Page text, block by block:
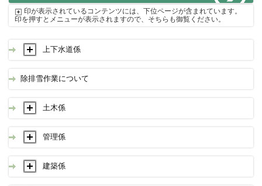
印が表示されているコンテンツには、下位ページが含まれています。
印を押すとメニューが表示されますので、そちらも御覧ください。
上下水道係
除排雪作業について
土木係
管理係
建築係